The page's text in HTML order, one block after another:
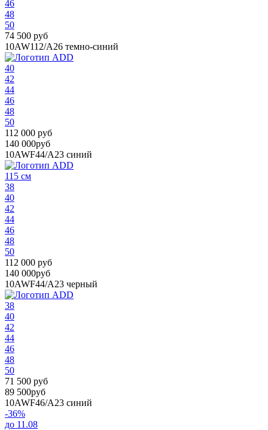
46
48
50
74 500 руб
10AW112/A26 темно-синий
40
42
44
46
48
50
112 000 руб
140 000руб
10AWF44/A23 синий
115 см
38
40
42
44
46
48
50
112 000 руб
140 000руб
10AWF44/A23 черный
38
40
42
44
46
48
50
71 500 руб
89 500руб
10AWF46/A23 синий
-36%
до 11.08